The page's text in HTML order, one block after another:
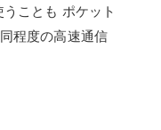
ことも ポケット
程度の高速通信